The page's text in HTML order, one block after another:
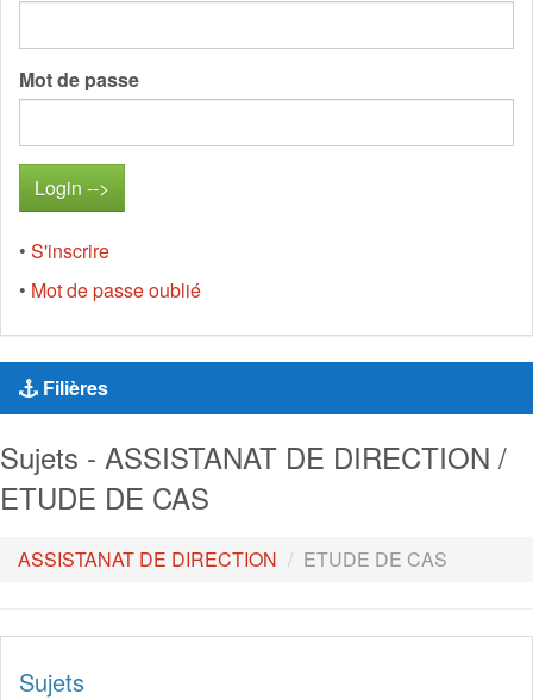
Mot de passe
• S'inscrire
• Mot de passe oublié
Filières
Sujets - ASSISTANAT DE DIRECTION /
ETUDE DE CAS
ASSISTANAT DE DIRECTION ETUDE DE CAS
Sujets